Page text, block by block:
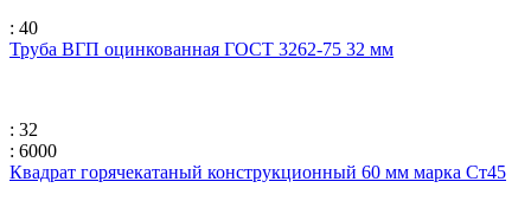
: 40
Труба ВГП оцинкованная ГОСТ 3262-75 32 мм
: 32
: 6000
Квадрат горячекатаный конструкционный 60 мм марка Ст45